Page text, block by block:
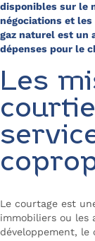
disponibles sur le
négociations et
gaz naturel est un
dépenses pour le
Les
Le courtage est
immobiliers ou les
développement,